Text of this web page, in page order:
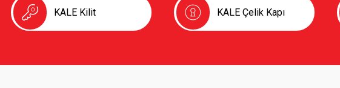
KALE Kilit KALE Çelik Kapı